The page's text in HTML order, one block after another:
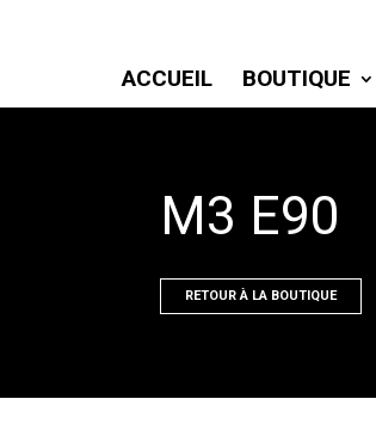
ACCUEIL BOUTIQUE
M3 E90
RETOUR À LA BOUTIQUE